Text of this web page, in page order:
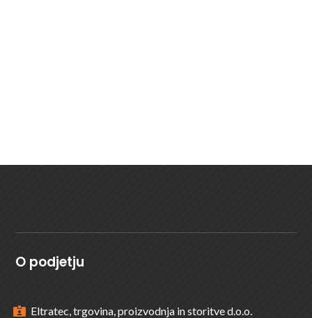
O podjetju
 Eltratec, trgovina, proizvodnja in storitve d.o.o.